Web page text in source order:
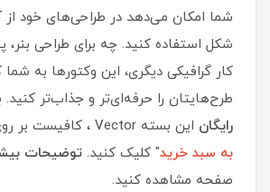
شما امکان می‌دهد در طراحی‌های خود از
شکل استفاده کنید. چه برای طراحی بنر،
کار گرافیکی دیگری، این وکتورها به
طرح‌هایتان را حرفه‌ای‌تر و جذاب‌تر کنید.
رایگان این بسته Vector ، کافیست بر روی دکمه "
به سبد خرید" کلیک کنید. توضیحات
صفحه مشاهده کنید.